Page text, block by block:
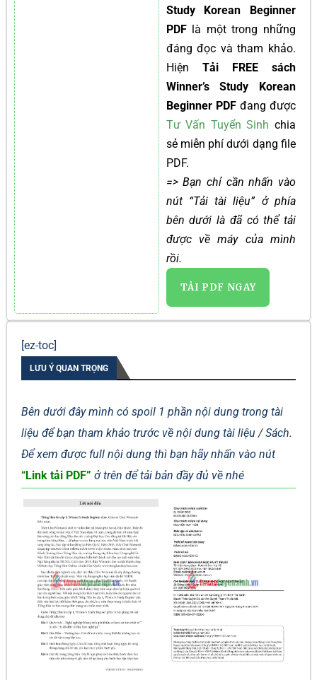
Study Korean Beginner
PDFlà một trong những
đáng đọc và tham khảo.
Hiện Tải FREE sách
Winner’s Study Korean
Beginner PDF đang được
Tư Vấn Tuyển Sinh chia
sẻ miễn phí dưới dạng file
PDF.
=> Bạn chỉ cần nhấn vào
nút “Tải tài liệu” ở phía
bên dưới là đã có thể tải
được về máy của mình
rồi.
TẢI PDF NGAY
[ez-toc]
LƯU Ý QUAN TRỌNG
Bên dưới đây mình có spoil 1 phần nội dung trong tài
liệu để bạn tham khảo trước về nội dung tài liệu / Sách.
Để xem được full nội dung thì bạn hãy nhấn vào nút
“Link tải PDF” ở trên để tải bản đầy đủ về nhé